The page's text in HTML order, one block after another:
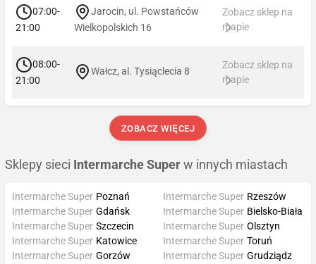
07:00-
21:00
Jarocin, ul. Powstańców
Wielkopolskich 16
Zobacz sklep na
mapie
08:00-
21:00
Wałcz, al. Tysiąclecia 8
Zobacz sklep na
mapie
ZOBACZ WIĘCEJ
Sklepy sieci Intermarche Super w innych miastach
Intermarche Super Poznań
Intermarche Super Gdańsk
Intermarche Super Szczecin
Intermarche Super Katowice
Intermarche Super Rzeszów
Intermarche Super Bielsko-Biała
Intermarche Super Olsztyn
Intermarche Super Toruń
Intermarche Super Gorzów Intermarche Super Grudziądz